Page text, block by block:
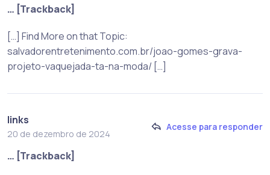
… [Trackback]
[…] Find More on that Topic:
salvadorentretenimento.com.br/joao-gomes-grava-
projeto-vaquejada-ta-na-moda/ […]
links
20 de dezembro de 2024
Acesse para responder
… [Trackback]